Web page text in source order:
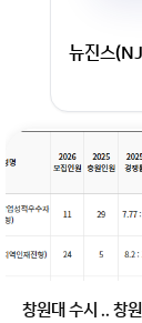
뉴진스
회원가
창원대 수시 .. 창